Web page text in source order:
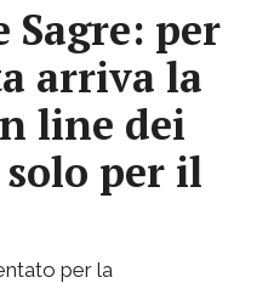
Sagre: per
arriva la
line dei
per il
per la